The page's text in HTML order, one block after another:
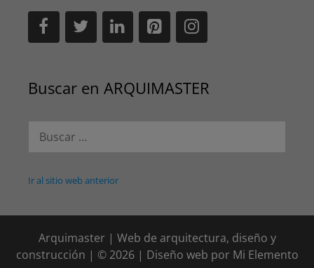
Buscar en ARQUIMASTER
Ir al sitio web anterior
Arquimaster | Web de arquitectura, diseño y
construcción | © 2026 | Diseño web por Mi Elemento